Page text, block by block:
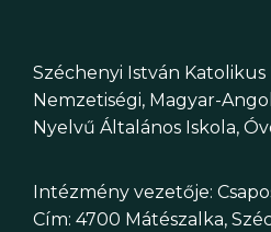
Széchenyi István
Nemzetiségi, Magyar-
Nyelvű Általános Iskola,
Intézmény vezetője:
Cím: 4700 Mátészalka,